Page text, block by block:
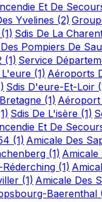
Et De
Yvelines (2)
(1) Sdis De La
Pompiers De
(1) Service
(1) Aéroports
Sdis D'eure-Et-Loir
(1) Aéroport
Sdis De L'isère (1)
Et De
(1) Amicale Des
(1) Amicale
(1)
(1) Amicale Des
Baerenthal